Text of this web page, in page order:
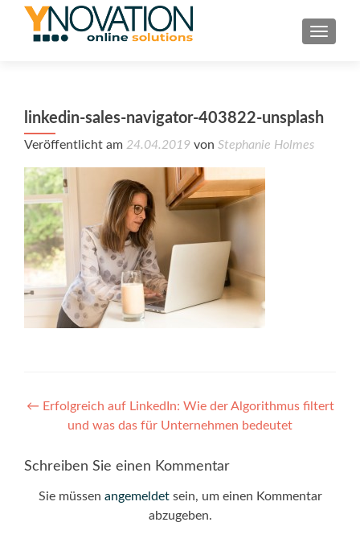
linkedin-sales-navigator-403822-unsplash
Veröffentlicht am 24.04.2019 von Stephanie Holmes
Post
navigation
← Erfolgreich auf LinkedIn: Wie der Algorithmus filtert
und was das für Unternehmen bedeutet
Schreiben Sie einen Kommentar
Sie müssen angemeldetsein, um einen Kommentar
abzugeben.